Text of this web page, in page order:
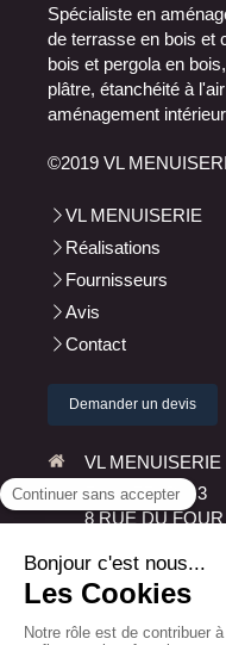
Spécialiste en
de terrasse en bois et
bois et pergola en
plâtre, étanchéité à
aménagement intérieur
©2019 VL
VL MENUISERIE
Réalisations
Fournisseurs
Avis
Contact
Demander un devis
VL MENUISERIE
ZA LAZZARO 3
8 RUE DU
PARK ACTIVA
Afficher le
Plan du site